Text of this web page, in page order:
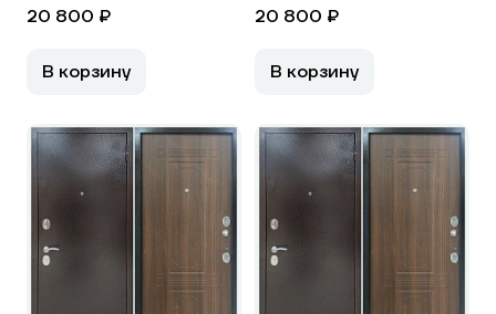
20 800 ₽
В корзину
20 800 ₽
В корзину